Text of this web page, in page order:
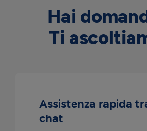
Hai
Ti
Assistenza rapida
chat